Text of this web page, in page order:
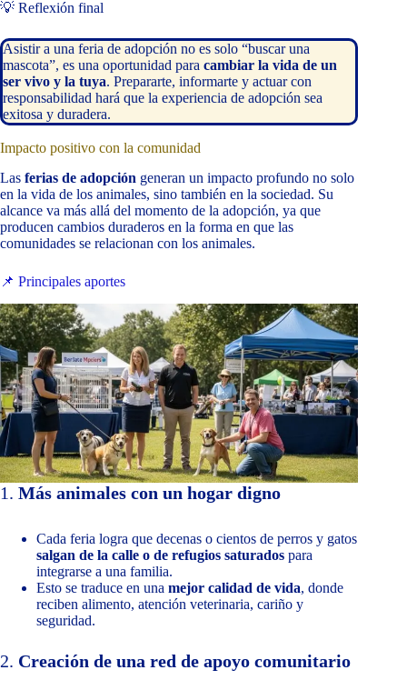
💡 Reflexión final
Asistir a una feria de adopción no es solo “buscar una
mascota”, es una oportunidad para cambiar la vida de un
ser vivo y la tuya. Prepararte, informarte y actuar con
responsabilidad hará que la experiencia de adopción sea
exitosa y duradera.
Impacto positivo con la comunidad
Las ferias de adopción generan un impacto profundo no solo
en la vida de los animales, sino también en la sociedad. Su
alcance va más allá del momento de la adopción, ya que
producen cambios duraderos en la forma en que las
comunidades se relacionan con los animales.
📌 Principales aportes
1. Más animales con un hogar digno
Cada feria logra que decenas o cientos de perros y gatos
salgan de la calle o de refugios saturados para
integrarse a una familia.
Esto se traduce en una mejor calidad de vida, donde
reciben alimento, atención veterinaria, cariño y
seguridad.
2. Creación de una red de apoyo comunitario